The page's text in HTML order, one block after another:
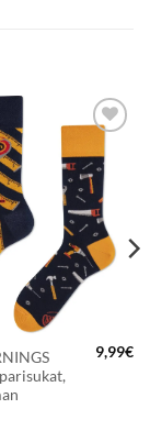
LISÄÄ
SUOSIKKEIHIN
9,99€